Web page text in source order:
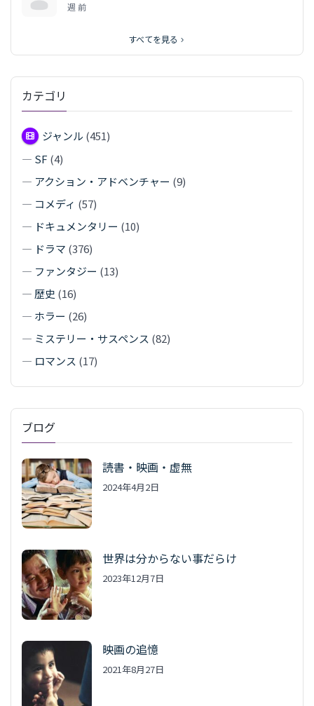
週 前
すべてを見る
カテゴリ
ジャンル (451)
— SF (4)
— アクション・アドベンチャー (9)
— コメディ (57)
— ドキュメンタリー (10)
— ドラマ (376)
— ファンタジー (13)
— 歴史 (16)
— ホラー (26)
— ミステリー・サスペンス (82)
— ロマンス (17)
ブログ
読書・映画・虚無
2024年4月2日
世界は分からない事だらけ
2023年12月7日
映画の追憶
2021年8月27日